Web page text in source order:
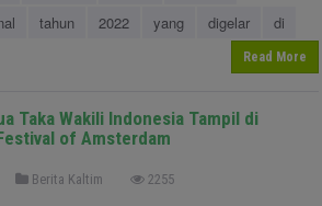
tahun 2022 yang digelar
di
Read More
Taka Wakili Indonesia Tampil di
of Amsterdam
Berita Kaltim 2255